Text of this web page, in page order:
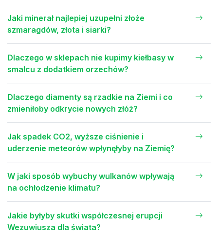
Jaki minerał najlepiej uzupełni złoże
szmaragdów, złota i siarki?
Dlaczego w sklepach nie kupimy kiełbasy w
smalcu z dodatkiem orzechów?
Dlaczego diamenty są rzadkie na Ziemi i co
zmieniłoby odkrycie nowych złóż?
Jak spadek CO2, wyższe ciśnienie i
uderzenie meteorów wpłynęłyby na Ziemię?
W jaki sposób wybuchy wulkanów wpływają
na ochłodzenie klimatu?
Jakie byłyby skutki współczesnej erupcji
Wezuwiusza dla świata?